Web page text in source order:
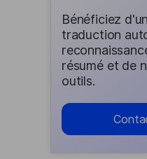
Bénéficiez
traduction
résumé et de
outils.